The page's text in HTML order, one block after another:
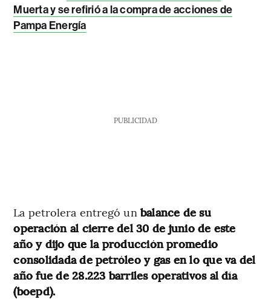
Muerta y se refirió a la compra de acciones de
Pampa Energía
PUBLICIDAD
La petrolera entregó un balance de su
operación al cierre del 30 de junio de este
año y dijo que la producción promedio
consolidada de petróleo y gas en lo que va del
año fue de 28.223 barriles operativos al día
(boepd).